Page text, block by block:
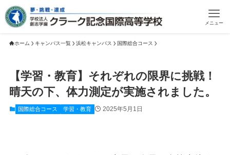
メニュー
ホーム キャンパス一覧 浜松キャンパス 国際総合コース
【学習・教育】それぞれの限界に挑戦！
晴天の下、体力測定が実施されました。
国際総合コース 学習・教育 2025年5月1日